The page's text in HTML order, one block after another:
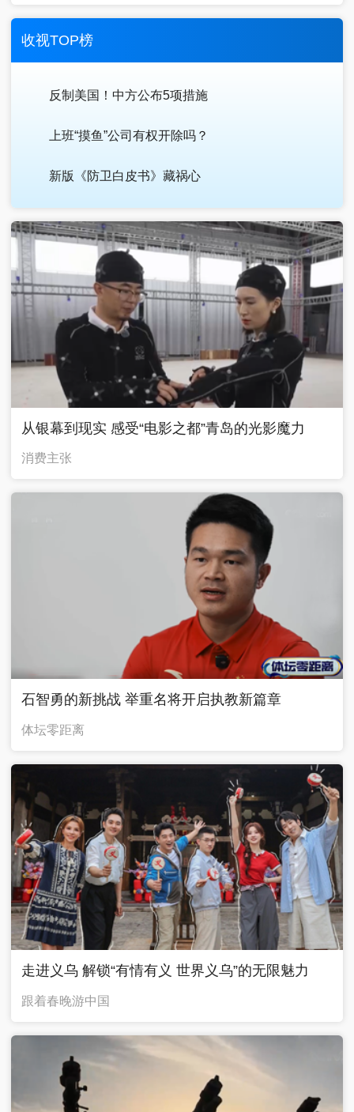
收视TOP榜
反制美国！中方公布5项措施
上班“摸鱼”公司有权开除吗？
新版《防卫白皮书》藏祸心
从银幕到现实 感受“电影之都”青岛的光影魔力
消费主张
石智勇的新挑战 举重名将开启执教新篇章
体坛零距离
走进义乌 解锁“有情有义 世界义乌”的无限魅力
跟着春晚游中国